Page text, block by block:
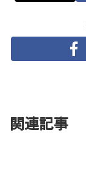
関連記事